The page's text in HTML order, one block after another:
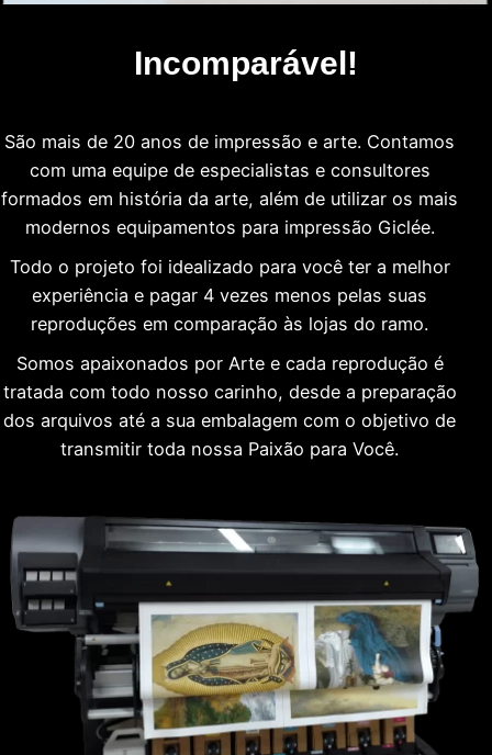
Incomparável!
São mais de 20 anos de impressão e arte. Contamos
com uma equipe de especialistas e consultores
formados em história da arte, além de utilizar os mais
modernos equipamentos para impressão Giclée.
Todo o projeto foi idealizado para você ter a melhor
experiência e pagar 4 vezes menos pelas suas
reproduções em comparação às lojas do ramo.
Somos apaixonados por Arte e cada reprodução é
tratada com todo nosso carinho, desde a preparação
dos arquivos até a sua embalagem com o objetivo de
transmitir toda nossa Paixão para Você.